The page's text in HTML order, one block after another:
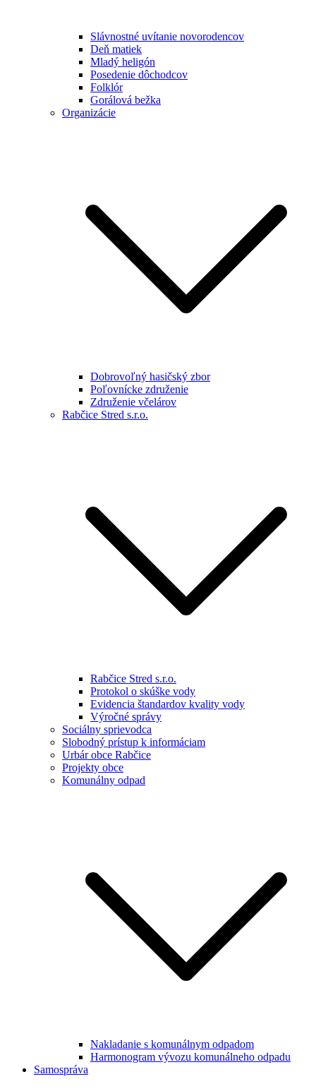
Slávnostné uvítanie novorodencov
Deň matiek
Mladý heligón
Posedenie dôchodcov
Folklór
Gorálová bežka
Organizácie
Dobrovoľný hasičský zbor
Poľovnícke združenie
Združenie včelárov
Rabčice Stred s.r.o.
Rabčice Stred s.r.o.
Protokol o skúške vody
Evidencia štandardov kvality vody
Výročné správy
Sociálny sprievodca
Slobodný prístup k informáciam
Urbár obce Rabčice
Projekty obce
Komunálny odpad
Nakladanie s komunálnym odpadom
Harmonogram vývozu komunálneho odpadu
Samospráva